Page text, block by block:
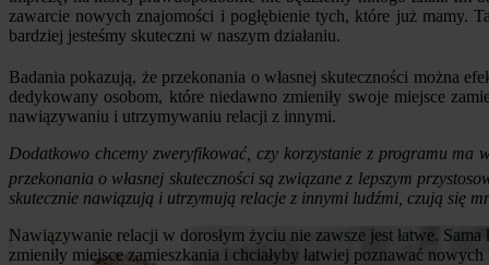
zawarcie nowych znajomości i pogłębienie tych, które już mamy.
bardziej jesteśmy skuteczni w naszym działaniu.
Badania pokazują, że przekonania o własnej skuteczności można
dedykowany osobom, które niedawno zmieniły swoje miejsce
nawiązywaniu i utrzymywaniu relacji z innymi.
Dodatkowo chcemy zweryfikować, czy korzystanie z programu ma
przekonania o własnej skuteczności są związane z lepszym
skutecznie nawiązują i utrzymują relacje z innymi ludźmi, czują się
Nawiązywanie relacji w dorosłym życiu nie zawsze jest łatwe.
zmieniły miejsce zamieszkania i chciałyby łatwiej poznawać